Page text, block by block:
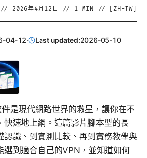
// 2026年4月12日 // 1 MIN // [ ZH-TW
04-12· Last updated:2026-05-10
是現代網路世界的救星，讓你在不
快速地上網。這篇影片腳本型的長
認識、到實測比較、再到實務教學與
選到適合自己的VPN，並知道如何